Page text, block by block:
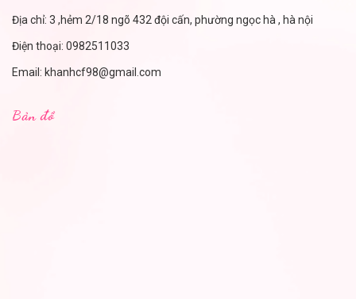
Địa chỉ: 3 ,hẻm 2/18 ngõ 432 đội cấn, phường ngọc hà , hà nội
Điện thoại: 0982511033
Email: khanhcf98@gmail.com
Bản đồ